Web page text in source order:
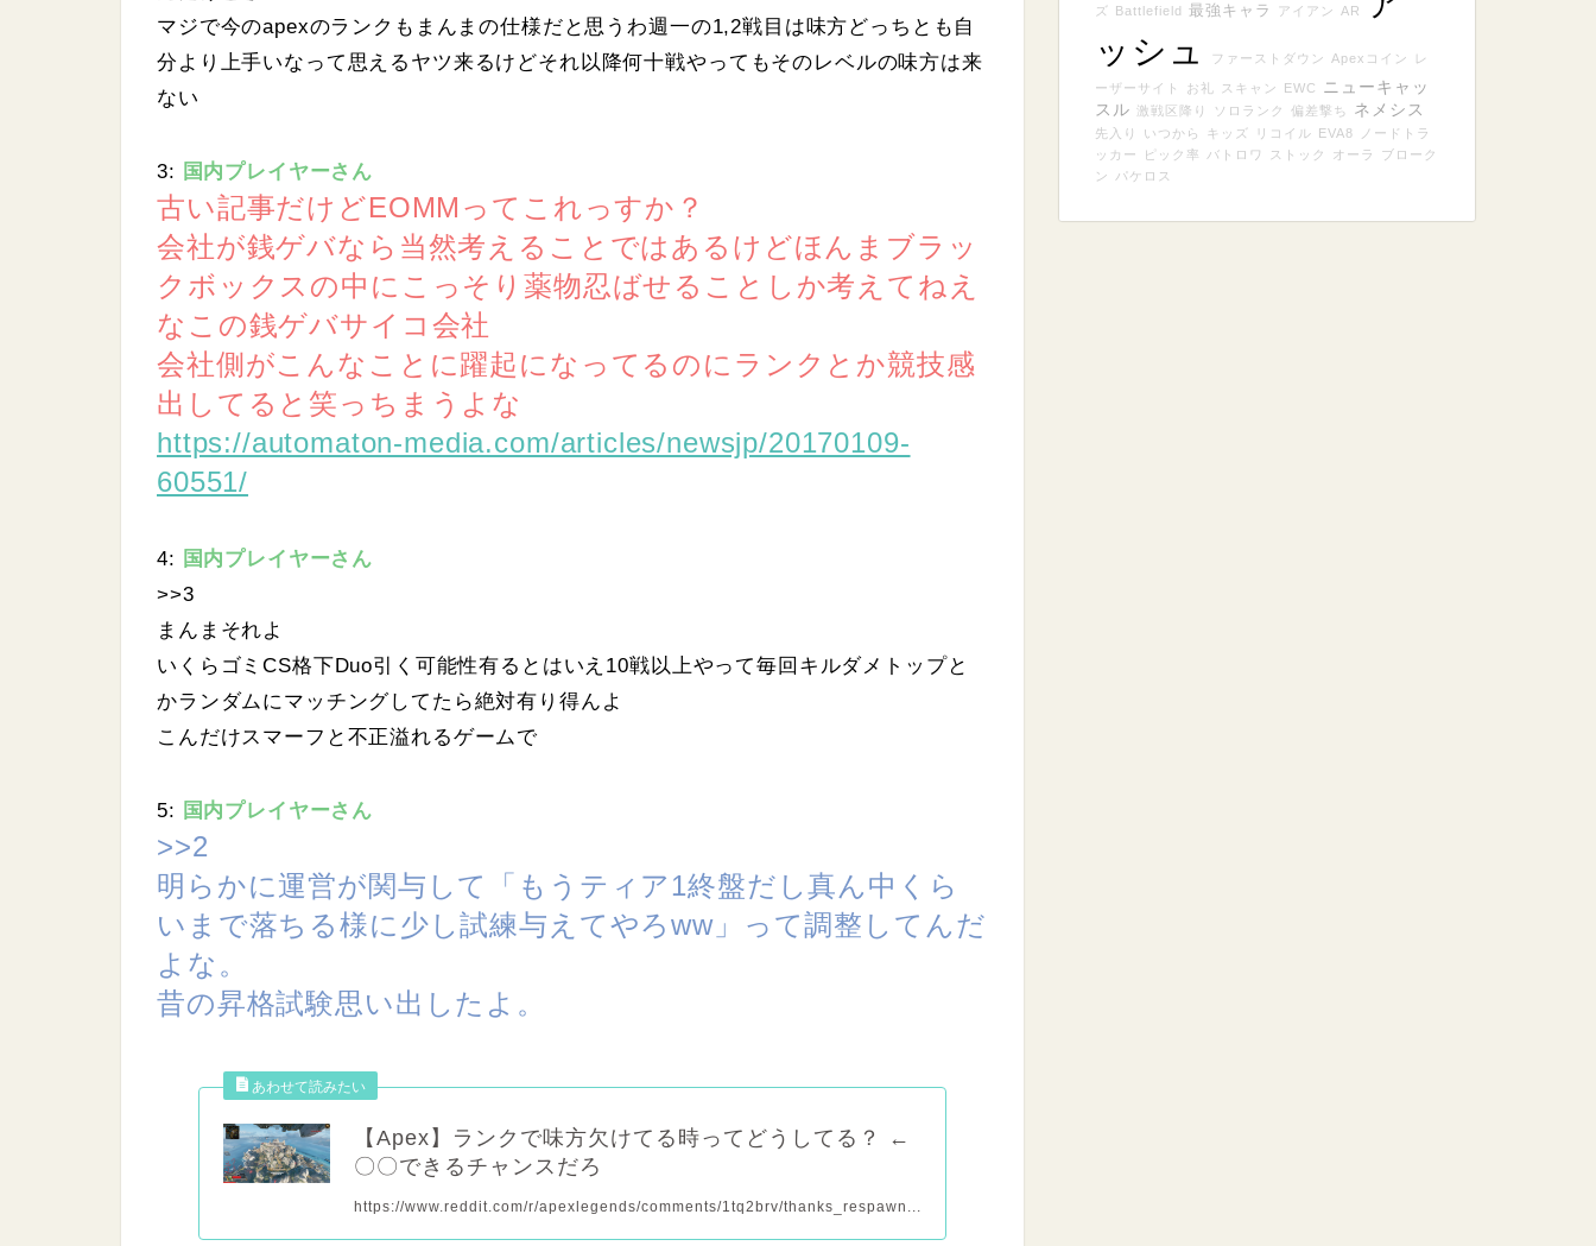
マジで今のapexのランクもまんまの仕様だと思うわ週一の1,2戦目は味方どっちとも自
分より上手いなって思えるヤツ来るけどそれ以降何十戦やってもそのレベルの味方は来
ない
3: 国内プレイヤーさん
古い記事だけどEOMMってこれっすか？
会社が銭ゲバなら当然考えることではあるけどほんまブラッ
クボックスの中にこっそり薬物忍ばせることしか考えてねえ
なこの銭ゲバサイコ会社
会社側がこんなことに躍起になってるのにランクとか競技感
出してると笑っちまうよな
https://automaton-media.com/articles/newsjp/20170109-
60551/
4: 国内プレイヤーさん
>>3
まんまそれよ
いくらゴミCS格下Duo引く可能性有るとはいえ10戦以上やって毎回キルダメトップと
かランダムにマッチングしてたら絶対有り得んよ
こんだけスマーフと不正溢れるゲームで
5: 国内プレイヤーさん
>>2
明らかに運営が関与して「もうティア1終盤だし真ん中くら
いまで落ちる様に少し試練与えてやろww」って調整してんだ
よな。
昔の昇格試験思い出したよ。
【Apex】ランクで味方欠けてる時ってどうしてる？ ←
〇〇できるチャンスだろ
https://www.reddit.com/r/apexlegends/comments/1tq2brv/thanks_respawn...
ズ Battlefield 最強キャラ アイアン AR
ッシュ
ファーストダウン Apexコイン レ
ーザーサイト お礼 スキャン EWC
ニューキャッ
スル 激戦区降り ソロランク 偏差撃ち ネメシス
先入り いつから キッズ リコイル EVA8
ノードトラ
ッカー
ピック率 バトロワ ストック オーラ
ブローク
ン
パケロス